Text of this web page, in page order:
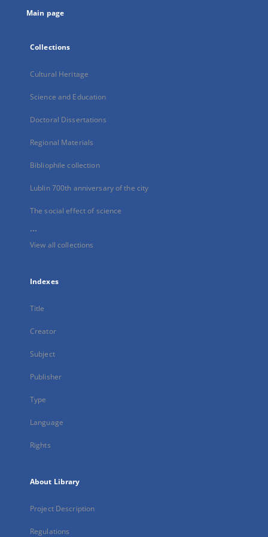
Main page
Collections
Cultural Heritage
Science and Education
Doctoral Dissertations
Regional Materials
Bibliophile collection
Lublin 700th anniversary of the city
The social effect of science
...
View all collections
Indexes
Title
Creator
Subject
Publisher
Type
Language
Rights
About Library
Project Description
Regulations